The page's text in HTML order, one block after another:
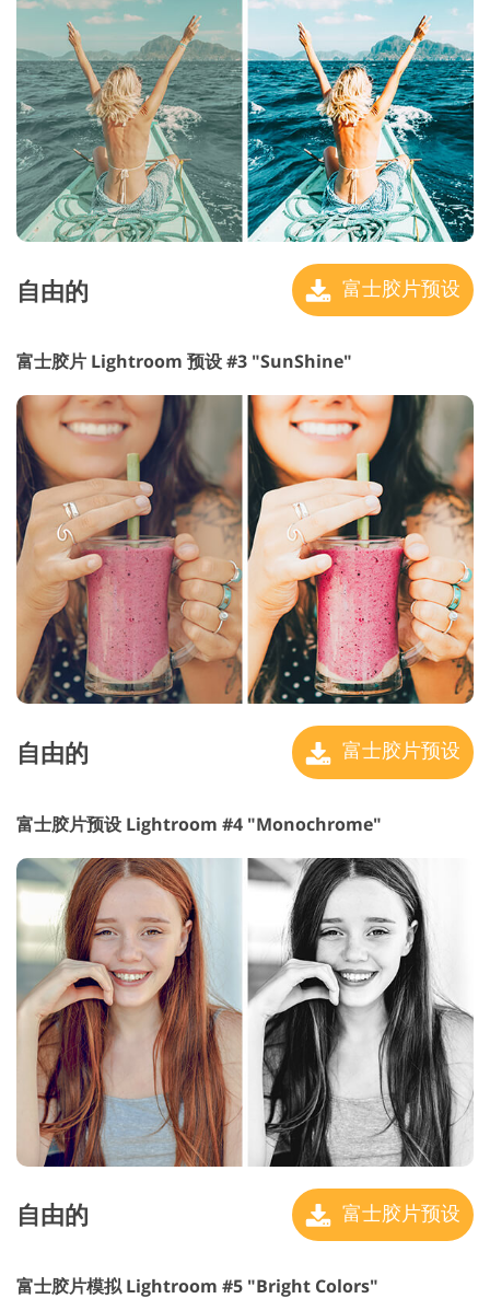
自由的 富士胶片预设
富士胶片 Lightroom 预设 #3 "SunShine"
自由的 富士胶片预设
富士胶片预设 Lightroom #4 "Monochrome"
自由的 富士胶片预设
富士胶片模拟 Lightroom #5 "Bright Colors"